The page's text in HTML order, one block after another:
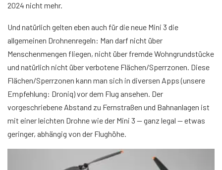
2024 nicht mehr.
Und natürlich gelten eben auch für die neue Mini 3 die
allgemeinen Drohnenregeln: Man darf nicht über
Menschenmengen fliegen, nicht über fremde Wohngrundstücke
und natürlich nicht über verbotene Flächen/Sperrzonen. Diese
Flächen/Sperrzonen kann man sich in diversen Apps (unsere
Empfehlung: Droniq) vor dem Flug ansehen. Der
vorgeschriebene Abstand zu Fernstraßen und Bahnanlagen ist
mit einer leichten Drohne wie der Mini 3 — ganz legal — etwas
geringer, abhängig von der Flughöhe.